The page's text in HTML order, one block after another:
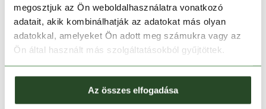
megosztjuk az Ön weboldalhasználatra vonatkozó
adatait, akik kombinálhatják az adatokat más olyan
adatokkal, amelyeket Ön adott meg számukra vagy az
Ön által használt más szolgáltatásokból gyűjtöttek.
Az összes elfogadása
Melyik üzletben elérhető|Foglalás
30 napos visszaküldés
1-2 munkanapos szállítás